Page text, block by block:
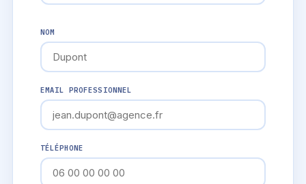
NOM
EMAIL PROFESSIONNEL
TÉLÉPHONE